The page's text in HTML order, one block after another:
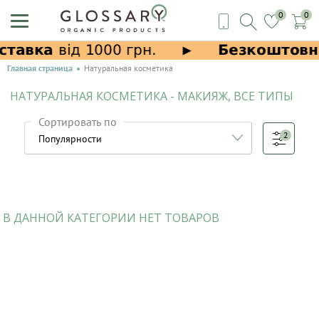
0 0
Главная страница Натуральная косметика
НАТУРАЛЬНАЯ КОСМЕТИКА - МАКИЯЖ, ВСЕ ТИПЫ
Сортировать по
2
В ДАННОЙ КАТЕГОРИИ НЕТ ТОВАРОВ